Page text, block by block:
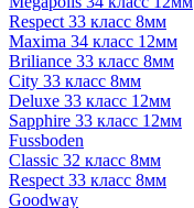
Respect 33 класс 8мм
Maxima 34 класс 12мм
Briliance 33 класс 8мм
City 33 класс 8мм
Deluxe 33 класс 12мм
Sapphire 33 класс 12мм
Fussboden
Classic 32 класс 8мм
Respect 33 класс 8мм
Goodway